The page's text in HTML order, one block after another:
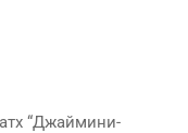
“Джаймини-